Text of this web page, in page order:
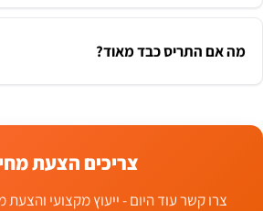
מה אם התריס כבד מאוד?
צריכים הצעת
צרו קשר עוד היום - ייעוץ מקצועי